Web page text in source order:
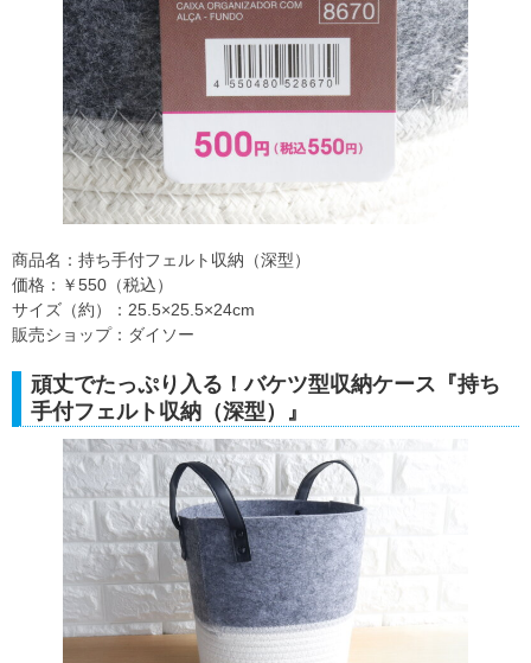
商品名：持ち手付フェルト収納（深型）
価格：￥550（税込）
サイズ（約）：25.5×25.5×24cm
販売ショップ：ダイソー
頑丈でたっぷり入る！バケツ型収納ケース『持ち
手付フェルト収納（深型）』